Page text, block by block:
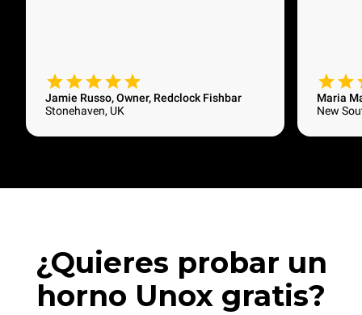
Jamie Russo, Owner, Redclock Fishbar
Stonehaven, UK
Maria
New
¿Quieres probar un
horno Unox gratis?